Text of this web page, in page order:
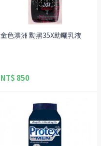
金色澳洲 黝黑35X助曬乳液
NT$ 850